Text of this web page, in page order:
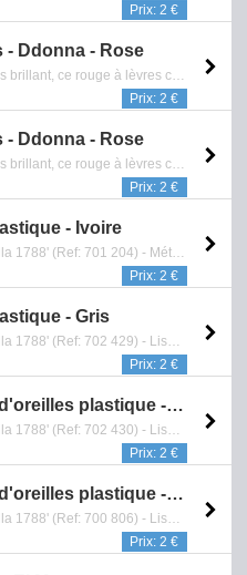
Prix: 2 €
- Ddonna - Rose
Rouge à lèvres - Très brillant, ce rouge à lèvres crémeux permet d’obtenir un maquillage très sophistiqué. Sa bonne couvrance, alliée à une couleur intense lui permet d’illuminer le visage. Sa texture très douce et hydratante procure un confort immédiat aux lèvres et une grande douceur. Ce rouge à lèvres se décline en plusieurs teintes très féminines et tendances. - (Ref: 12120_1) - Gamme de chez 'Cosmetic Line' - Reference: 2114.025.0415
Prix: 2 €
- Ddonna - Rose
Rouge à lèvres - Très brillant, ce rouge à lèvres crémeux permet d’obtenir un maquillage très sophistiqué. Sa bonne couvrance, alliée à une couleur intense lui permet d’illuminer le visage. Sa texture très douce et hydratante procure un confort immédiat aux lèvres et une grande douceur. Ce rouge à lèvres se décline en plusieurs teintes très féminines et tendances. - (Ref: 12120_2) - Gamme de chez 'Cosmetic Line' - Reference: 2114.026.0415
Prix: 2 €
- Ivoire
Ecrin de chez 'Jouailla 1788' (Ref: 701 204) - Métallisé liseré doré intérieur thermoformé blanc - Dimension: 4 x 4 x 2 cm - Reference: 0901.001.1515
Prix: 2 €
- Gris
Ecrin de chez 'Jouailla 1788' (Ref: 702 429) - Liseré argenté intérieur mousse blanche - Dimension: 4,5 x 5 x 3 cm - Reference: 0901.050.1515
Prix: 2 €
Ecrin boucles d'oreilles plastique - Gris
Ecrin de chez 'Jouailla 1788' (Ref: 702 430) - Liseré argenté intérieur mousse blanche - Dimension: 4,5 x 4 x 2 cm - Reference: 0901.051.1515
Prix: 2 €
Ecrin boucles d'oreilles plastique - Blanc
Ecrin de chez 'Jouailla 1788' (Ref: 700 806) - Liseré doré - Intérieur mousse blanche - Dimension: 4,5 x 4 x 2 cm - Reference: 0901.054.1515
Prix: 2 €